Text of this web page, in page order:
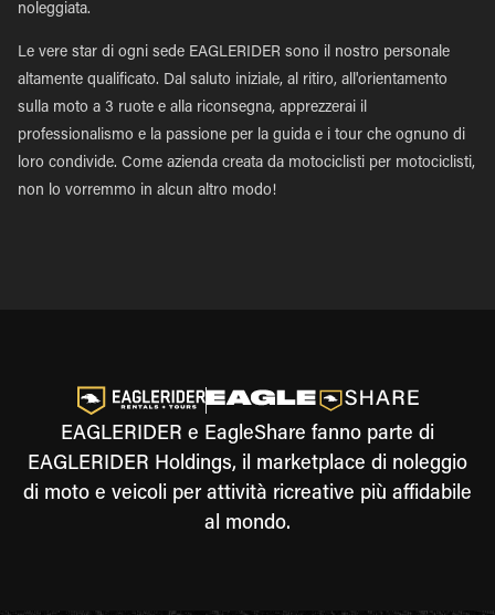
noleggiata.
Le vere star di ogni sede EAGLERIDER sono il nostro personale
altamente qualificato. Dal saluto iniziale, al ritiro, all'orientamento
sulla moto a 3 ruote e alla riconsegna, apprezzerai il
professionalismo e la passione per la guida e i tour che ognuno di
loro condivide. Come azienda creata da motociclisti per motociclisti,
non lo vorremmo in alcun altro modo!
EAGLERIDER e EagleShare fanno parte di
EAGLERIDER Holdings, il marketplace di noleggio
di moto e veicoli per attività ricreative più affidabile
al mondo.